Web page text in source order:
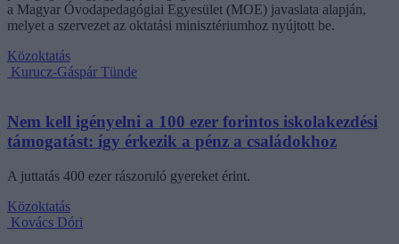
a Magyar Óvodapedagógiai Egyesület (MOE) javaslata alapján,
melyet a szervezet az oktatási minisztériumhoz nyújtott be.
Közoktatás
Kurucz-Gáspár Tünde
Nem kell igényelni a 100 ezer forintos iskolakezdési
támogatást: így érkezik a pénz a családokhoz
A juttatás 400 ezer rászoruló gyereket érint.
Közoktatás
Kovács Dóri